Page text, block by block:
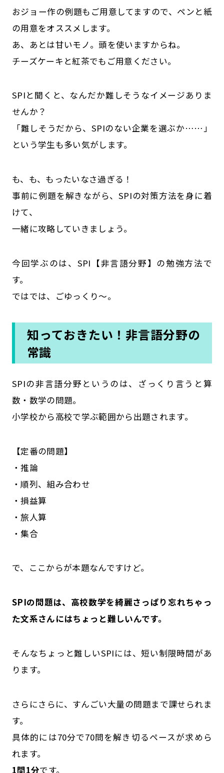
おジョー作の例題もご用意してますので、ペンと紙
の用意をオススメします。
あ、あとは甘いモノ。頭を使いますからね。
チーズケーキと紅茶でもご用意ください。
SPIと聞くと、なんだか難しそうなイメージありま
せんか？
「難しそうだから、SPIのない企業を選ぶか……」
という学生も多い気がします。
も、も、もったいなさ過ぎる！
事前に例題を解きながら、SPIの対策方法を身に着
けて、
一緒に攻略していきましょう。
今回学ぶのは、SPI【非言語分野】の勉強方法で
す。
ではでは、ごゆっくり～。
知っておきたい！非言語分野の
常識
SPIの非言語分野というのは、ざっくり言うと算
数・数学の問題。
小学校から高校で学ぶ範囲から出題されます。
【定番の問題】
・推論
・順列、組み合わせ
・損益算
・旅人算
・集合
で、ここからが本題なんですけど。
SPIの問題は、高校数学を綺麗さっぱり忘れちゃっ
た文系さんにはちょっと難しいんです。
そんなちょっと難しいSPIには、短い制限時間があ
ります。
さらにさらに、すんごい大量の問題まで課せられま
す。
具体的には70分で70問を解き切るペースが求めら
れます。
1問1分です。